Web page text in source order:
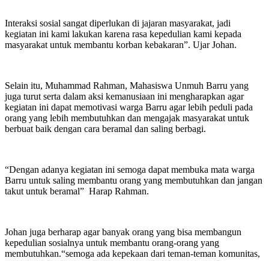
Interaksi sosial sangat diperlukan di jajaran masyarakat, jadi
kegiatan ini kami lakukan karena rasa kepedulian kami kepada
masyarakat untuk membantu korban kebakaran”. Ujar Johan.
Selain itu, Muhammad Rahman, Mahasiswa Unmuh Barru yang
juga turut serta dalam aksi kemanusiaan ini mengharapkan agar
kegiatan ini dapat memotivasi warga Barru agar lebih peduli pada
orang yang lebih membutuhkan dan mengajak masyarakat untuk
berbuat baik dengan cara beramal dan saling berbagi.
“Dengan adanya kegiatan ini semoga dapat membuka mata warga
Barru untuk saling membantu orang yang membutuhkan dan jangan
takut untuk beramal” Harap Rahman.
Johan juga berharap agar banyak orang yang bisa membangun
kepedulian sosialnya untuk membantu orang-orang yang
membutuhkan.“semoga ada kepekaan dari teman-teman komunitas,